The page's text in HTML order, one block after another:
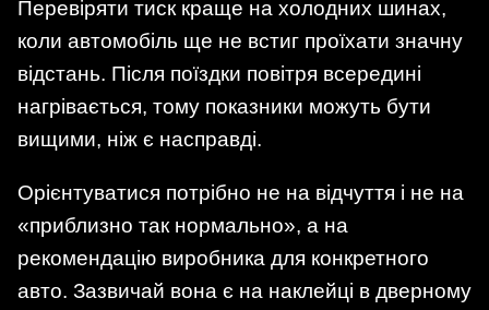
Перевіряти тиск краще на холодних шинах,
коли автомобіль ще не встиг проїхати значну
відстань. Після поїздки повітря всередині
нагрівається, тому показники можуть бути
вищими, ніж є насправді.
Орієнтуватися потрібно не на відчуття і не на
«приблизно так нормально», а на
рекомендацію виробника для конкретного
авто. Зазвичай вона є на наклейці в дверному